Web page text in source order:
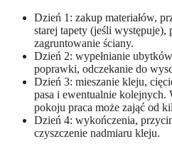
Dzień 1: zakup materiałów,
starej tapety (jeśli występuje),
zagruntowanie ściany.
Dzień 2: wypełnianie
poprawki, odczekanie do
Dzień 3: mieszanie kleju,
pasa i ewentualnie kolejnych.
pokoju praca może zająć od
Dzień 4: wykończenia,
czyszczenie nadmiaru kleju.